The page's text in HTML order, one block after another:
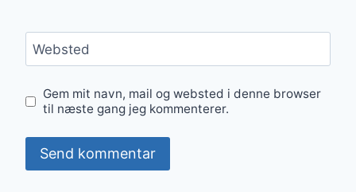
Websted
Gem mit navn, mail og websted i denne browser
til næste gang jeg kommenterer.